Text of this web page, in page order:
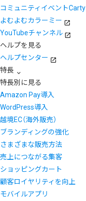
コミュニティイベントCarty
よむよむカラーミー
YouTubeチャンネル
ヘルプを見る
ヘルプセンター
特長
特長別に見る
Amazon Pay導入
WordPress導入
越境EC（海外販売）
ブランディングの強化
さまざまな販売方法
売上につながる集客
ショッピングカート
顧客ロイヤリティを向上
モバイルアプリ